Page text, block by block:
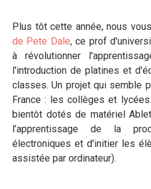
Plus tôt cette année, nous
de Pete Dale, ce prof
à révolutionner
l'introduction de platines et
classes. Un projet qui semble
France : les collèges et
bientôt dotés de matériel
l’apprentissage de la
électroniques et d'initier les
assistée par ordinateur).